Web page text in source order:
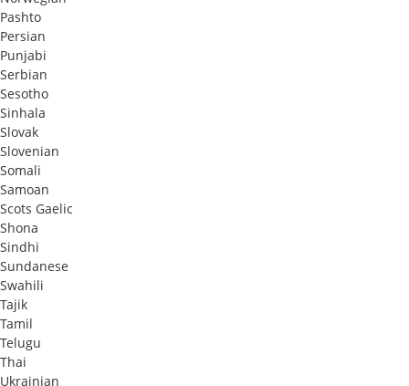
Pashto
Persian
Punjabi
Serbian
Sesotho
Sinhala
Slovak
Slovenian
Somali
Samoan
Scots Gaelic
Shona
Sindhi
Sundanese
Swahili
Tajik
Tamil
Telugu
Thai
Ukrainian